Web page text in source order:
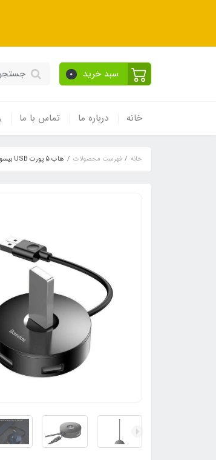
سبد خرید 0
خانه درباره ما تماس با ما
خانه فهرست محصولات هاب 5 پورت USB بیسوس مدل AIRJOY F01